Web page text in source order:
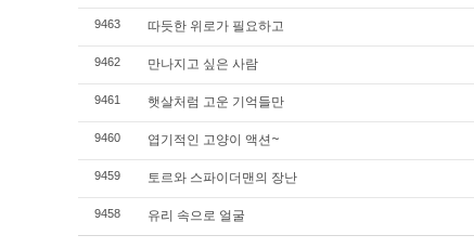
9463 따듯한 위로가 필요하고
9462 만나지고 싶은 사람
9461 햇살처럼 고운 기억들만
9460 엽기적인 고양이 액션~
9459 토르와 스파이더맨의 장난
9458 유리 속으로 얼굴